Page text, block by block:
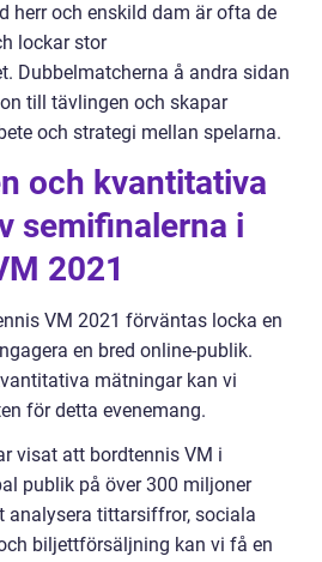
herr och enskild dam är ofta de
lockar stor
Dubbelmatcherna å andra sidan
till tävlingen och skapar
och strategi mellan spelarna.
och kvantitativa
semifinalerna i
2021
VM 2021 förväntas locka en
en bred online-publik.
mätningar kan vi
för detta evenemang.
visat att bordtennis VM i
publik på över 300 miljoner
analysera tittarsiffror, sociala
biljettförsäljning kan vi få en